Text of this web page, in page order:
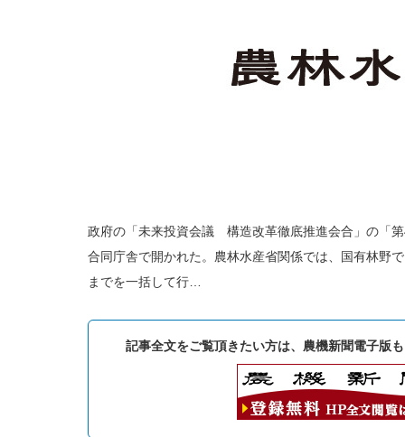
政府の「未来投資会議 構造改革徹底推進会合」の「
合同庁舎で開かれた。農林水産省関係では、国有林野
までを一括して行…
記事全文をご覧頂きたい方は、農機新聞電子版